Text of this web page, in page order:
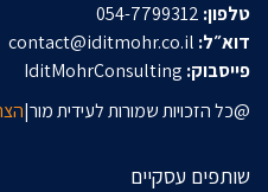
טלפון:
דוא״ל:
פייסבוק:
@כל הזכויות שמורות לעידית מור|
שותפים עסקיים